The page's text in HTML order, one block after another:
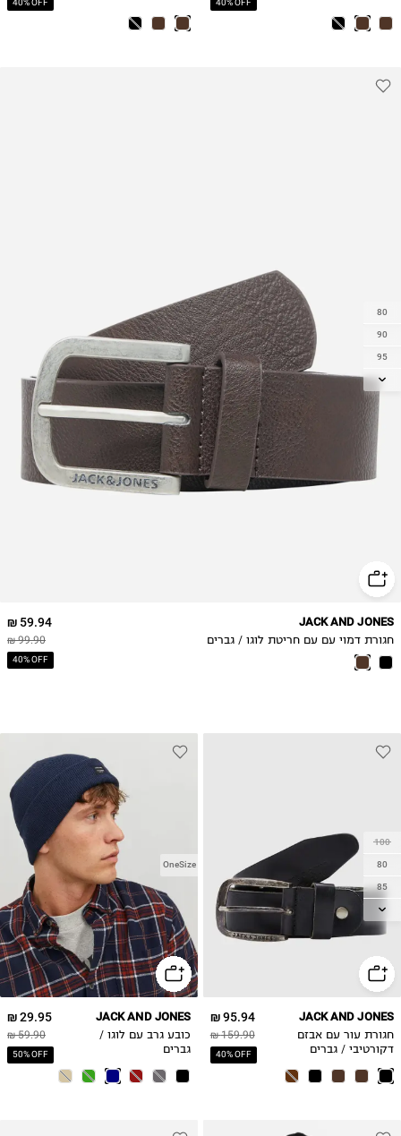
40% OFF
40% OFF
80
90
95
105
59.94 ₪
99.90 ₪
40% OFF
JACK AND JONES
חגורת דמוי עם עם חריטת לוגו / גברים
100
80
85
90
95.94 ₪
159.90 ₪
40% OFF
JACK AND JONES
חגורת עור עם אבזם
דקורטיבי / גברים
OneSize
29.95 ₪
59.90 ₪
50% OFF
JACK AND JONES
כובע גרב עם לוגו /
גברים